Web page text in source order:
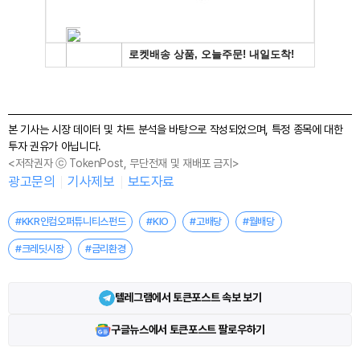
본 기사는 시장 데이터 및 차트 분석을 바탕으로 작성되었으며, 특정 종목에 대한
투자 권유가 아닙니다.
<저작권자 ⓒ TokenPost, 무단전재 및 재배포 금지>
광고문의 기사제보 보도자료
#KKR인컴오퍼튜니티스펀드 #KIO #고배당 #월배당
#크레딧시장 #금리환경
텔레그램에서 토큰포스트 속보 보기
구글뉴스에서 토큰포스트 팔로우하기